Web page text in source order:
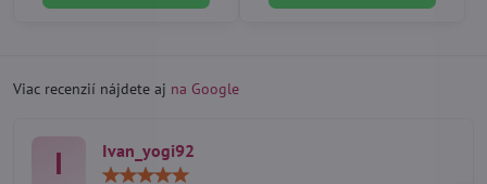
Viac recenzií nájdete aj na Google
I Ivan_yogi92